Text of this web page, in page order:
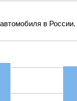
в России.